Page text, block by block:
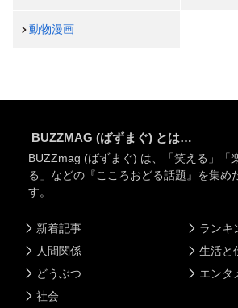
動物漫画
BUZZMAG (ばずまぐ) とは…
BUZZmag (ばずまぐ) は、「笑える」「
る」などの『こころおどる話題』を集め
す。
新着記事
人間関係
どうぶつ
社会
ランキ
生活と
エンタ